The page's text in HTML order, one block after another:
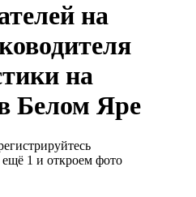
на
на
Белом Яре
1 и откроем фото